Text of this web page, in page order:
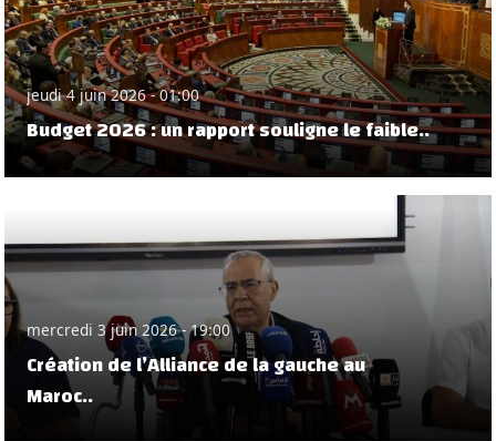
jeudi 4 juin 2026 - 01:00
Budget 2026 : un rapport souligne le faible..
mercredi 3 juin 2026 - 19:00
Création de l’Alliance de la gauche au
Maroc..